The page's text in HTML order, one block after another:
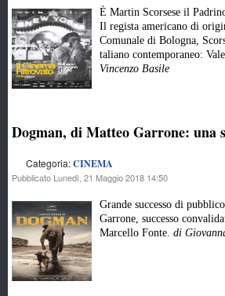
È Martin Scorsese il
Il regista americano di
Comunale di Bologna,
taliano contemporaneo:
Vincenzo Basile
Dogman, di Matteo Garrone: una
Categoria:CINEMA
Pubblicato Lunedì, 21 Maggio 2018 14:50
Grande successo di
Garrone, successo
Marcello Fonte. di